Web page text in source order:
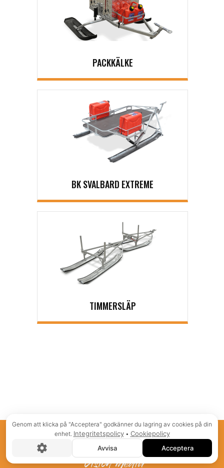
PACKKÄLKE
BK SVALBARD EXTREME
TIMMERSLÄP
© COPYRIGHT, MOHLIN TRAILERS AB
Genom att klicka på "Acceptera" godkänner du lagring av cookies på din
enhet. Integritetspolicy• Cookiepolicy
Avvisa
Acceptera